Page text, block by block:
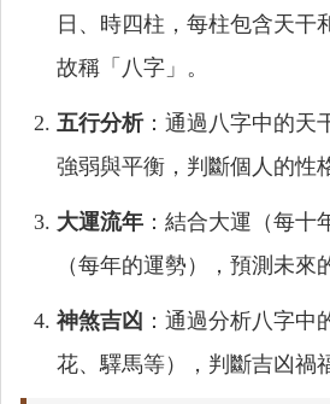
日、時四柱，每柱包含天干
故稱「八字」。
五行分析：通過八字中的天
強弱與平衡，判斷個人的性
大運流年 ：結合大運（每十
（每年的運勢），預測未來
神煞吉凶 ：通過分析八字中
花、驛馬等），判斷吉凶禍